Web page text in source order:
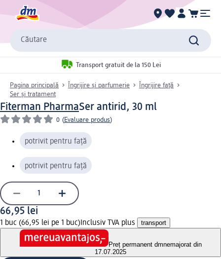
Căutare
Transport gratuit de la 150 Lei
Pagina principală Îngrijire și parfumerie
Îngrijire față
Ser și tratament
Fiterman PharmaSer antirid, 30 ml
0 (Evaluare produs)
potrivit pentru față
potrivit pentru față
66,95 lei
1 buc (66,95 lei pe 1 buc) Inclusiv TVA plus transport
Preț permanent dmnemajorat din
17.07.2025